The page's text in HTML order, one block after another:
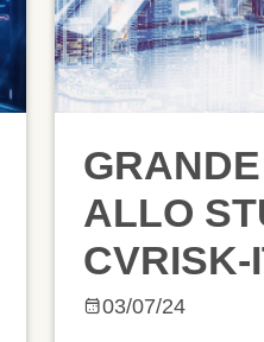
ALLO
CVRISK-
MEDIA
03/07/24